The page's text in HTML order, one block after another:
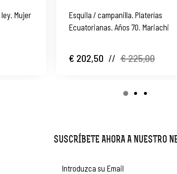
Mujer
Esquila / campanilla. Platerías
Ecuatorianas. Años 70. Mariachi
€ 202,50 // € 225,00
SUSCRÍBETE AHORA A NUESTRO